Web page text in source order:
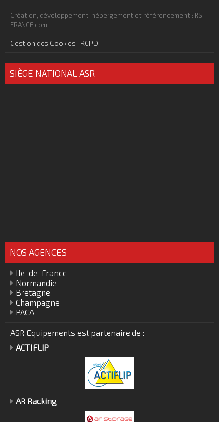
Création, développement, hébergement et référencement : RS-
FRANCE.com
Gestion des Cookies | RGPD
SIÈGE NATIONAL ASR
NOS AGENCES
Ile-de-France
Normandie
Bretagne
Champagne
PACA
ASR Equipements est partenaire de :
ACTIFLIP
AR Racking